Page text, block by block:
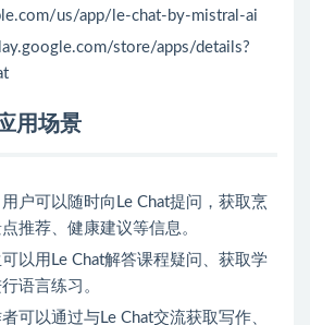
us/app/le-chat-by-mistral-ai
store/apps/details?
用场景
用户可以随时向Le Chat提问，获取烹
推荐、健康建议等信息。
可以用Le Chat解答课程疑问、获取学
语言练习。
者可以通过与Le Chat交流获取写作、